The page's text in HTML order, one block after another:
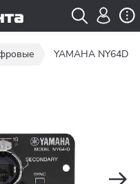
YAMAHA NY64D